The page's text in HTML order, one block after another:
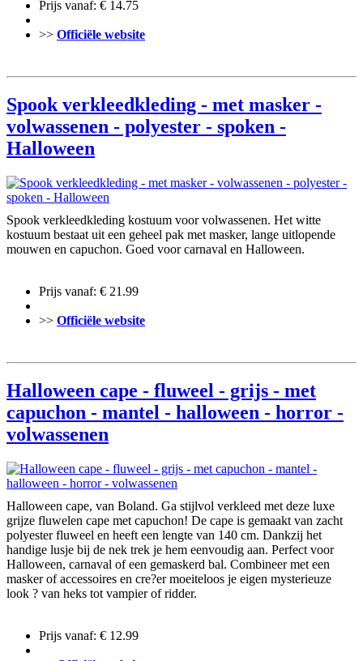
Prijs vanaf: € 14.75
>> Officiële website
Spook verkleedkleding - met masker -
volwassenen - polyester - spoken -
Halloween
Spook verkleedkleding kostuum voor volwassenen. Het witte
kostuum bestaat uit een geheel pak met masker, lange uitlopende
mouwen en capuchon. Goed voor carnaval en Halloween.
Prijs vanaf: € 21.99
>> Officiële website
Halloween cape - fluweel - grijs - met
capuchon - mantel - halloween - horror -
volwassenen
Halloween cape, van Boland. Ga stijlvol verkleed met deze luxe
grijze fluwelen cape met capuchon! De cape is gemaakt van zacht
polyester fluweel en heeft een lengte van 140 cm. Dankzij het
handige lusje bij de nek trek je hem eenvoudig aan. Perfect voor
Halloween, carnaval of een gemaskerd bal. Combineer met een
masker of accessoires en cre?er moeiteloos je eigen mysterieuze
look ? van heks tot vampier of ridder.
Prijs vanaf: € 12.99